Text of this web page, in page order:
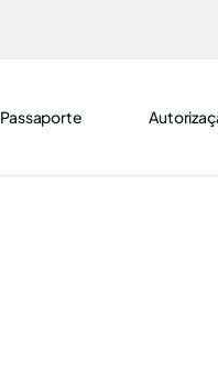
Passaporte